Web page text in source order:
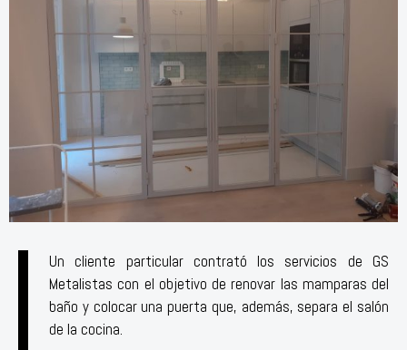
Un cliente particular contrató los servicios de GS
Metalistas con el objetivo de renovar las mamparas del
baño y colocar una puerta que, además, separa el salón
de la cocina.